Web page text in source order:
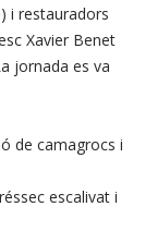
i restauradors
Xavier Benet
jornada es va
de camagrocs i
escalivat i